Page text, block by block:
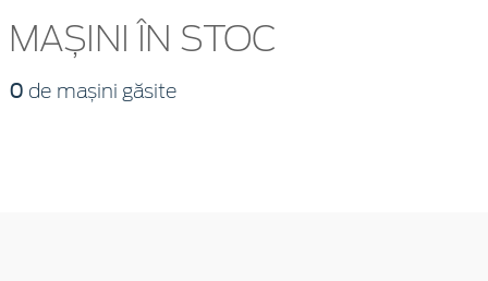
MAȘINI ÎN STOC
0 de mașini găsite